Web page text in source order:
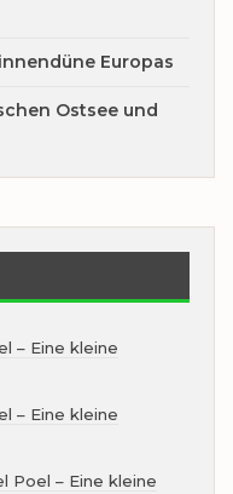
Europas
Ostsee und
– Eine kleine
– Eine kleine
Poel – Eine kleine